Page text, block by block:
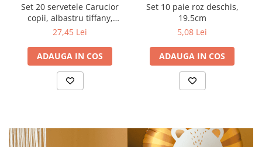
Set 20 servetele Carucior
copii, albastru tiffany,
14x15cm
27,45 Lei
ADAUGA IN COS
Set 10 paie roz deschis,
19.5cm
5,08 Lei
ADAUGA IN COS